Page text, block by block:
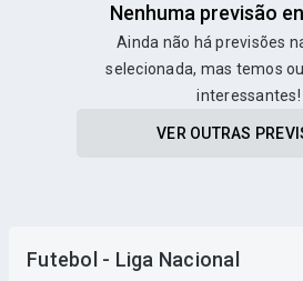
Nenhuma previsão
Ainda não há previsões
selecionada, mas temos
interessantes!
VER OUTRAS
Futebol - Liga Nacional